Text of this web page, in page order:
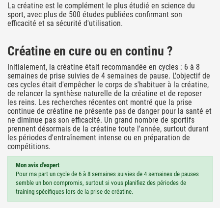
La créatine est le complément le plus étudié en science du
sport, avec plus de 500 études publiées confirmant son
efficacité et sa sécurité d'utilisation.
Créatine en cure ou en continu ?
Initialement, la créatine était recommandée en cycles : 6 à 8
semaines de prise suivies de 4 semaines de pause. L'objectif de
ces cycles était d'empêcher le corps de s'habituer à la créatine,
de relancer la synthèse naturelle de la créatine et de reposer
les reins. Les recherches récentes ont montré que la prise
continue de créatine ne présente pas de danger pour la santé et
ne diminue pas son efficacité. Un grand nombre de sportifs
prennent désormais de la créatine toute l'année, surtout durant
les périodes d'entraînement intense ou en préparation de
compétitions.
Mon avis d'expert
Pour ma part un cycle de 6 à 8 semaines suivies de 4 semaines de pauses
semble un bon compromis, surtout si vous planifiez des périodes de
training spécifiques lors de la prise de créatine.